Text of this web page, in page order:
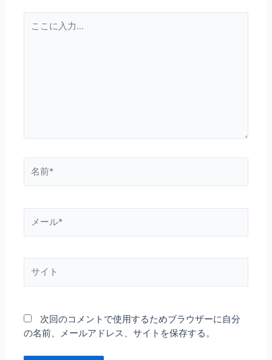
次回のコメントで使用するためブラウザーに自分
の名前、メールアドレス、サイトを保存する。